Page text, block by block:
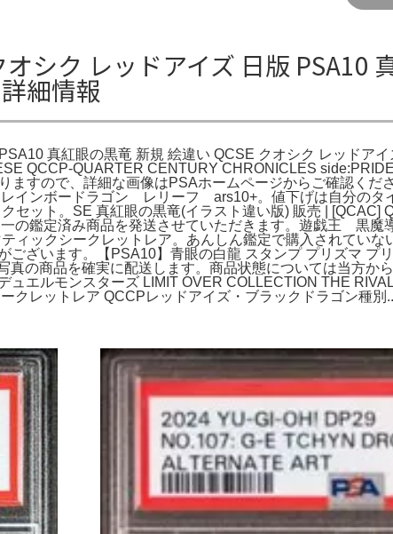
シク レッドアイズ 日版 PSA10
細情報
真紅眼の黒竜 新規 絵違い QCSE クオシク レッドア
QCCP-QUARTER CENTURY CHRONICLES
ますので、詳細な画像はPSAホームページからご確認く
インボードラゴン レリーフ ars10+。値下げは自分のタ
ット。SE 真紅眼の黒竜(イラスト違い版) 販売 | [QCAC]
の鑑定済み商品を発送させていただきます。遊戯王 黒
ックシークレットレア。あんしん鑑定で購入されていな
ございます。【PSA10】青眼の白龍 スタンプ プリズマ プ
品を確実に配送します。商品状態については当方から
エルモンスターズ LIMIT OVER COLLECTION THE
クレットレア QCCPレッドアイズ・ブラックドラゴン種別